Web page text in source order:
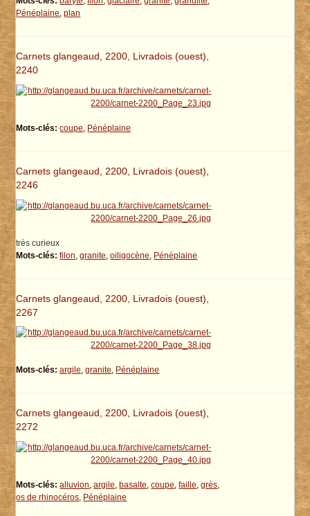
Pénéplaine,plan
Carnets glangeaud, 2200, Livradois (ouest),
2240
Mots-clés: coupe, Pénéplaine
Carnets glangeaud, 2200, Livradois (ouest),
2246
très curieux
Mots-clés: filon ,granite ,oiligocène Pénéplaine
Carnets glangeaud, 2200, Livradois (ouest),
2267
Mots-clés: argile,granite, Pénéplaine
Carnets glangeaud, 2200, Livradois (ouest),
2272
Mots-clés: alluvion,argile, basalte,coupe,faille,grès,
os de rhinocéros, Pénéplaine